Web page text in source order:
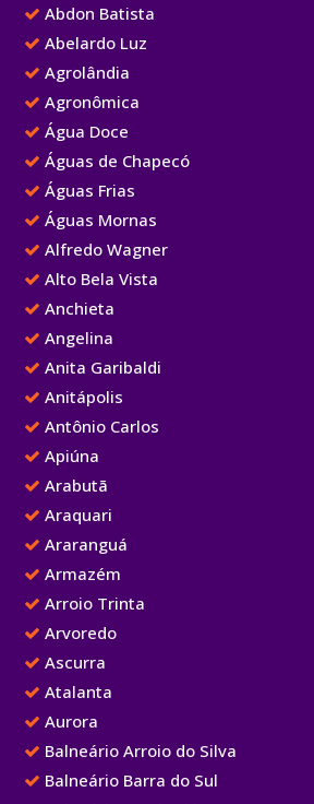
Abdon Batista
Abelardo Luz
Agrolândia
Agronômica
Água Doce
Águas de Chapecó
Águas Frias
Águas Mornas
Alfredo Wagner
Alto Bela Vista
Anchieta
Angelina
Anita Garibaldi
Anitápolis
Antônio Carlos
Apiúna
Arabutã
Araquari
Araranguá
Armazém
Arroio Trinta
Arvoredo
Ascurra
Atalanta
Aurora
Balneário Arroio do Silva
Balneário Barra do Sul